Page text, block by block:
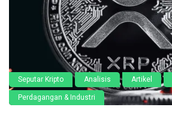
Seputar Kripto Analisis Artikel
Perdagangan & Industri